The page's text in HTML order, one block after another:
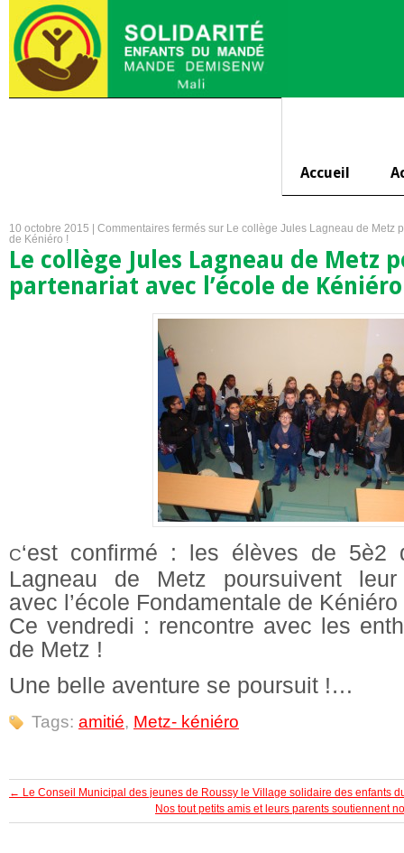
Accueil
10 octobre 2015 | Commentaires fermés sur Le collège Jules Lagneau de Metz
de Kéniéro !
Le collège Jules Lagneau de Metz
partenariat avec l’école de
C‘est confirmé : les élèves de 5è2
Lagneau de Metz poursuivent leur
avec l’école Fondamentale de Kéniéro
Ce vendredi : rencontre avec les
de Metz !
Une belle aventure se poursuit !…
Tags: amitié, Metz- kéniéro
← Le Conseil Municipal des jeunes de Roussy le Village solidaire des enfants
Nos tout petits amis et leurs parents soutiennent